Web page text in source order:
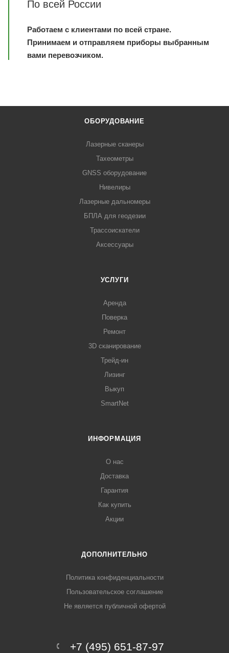
По всей России
Работаем с клиентами по всей стране.
Принимаем и отправляем приборы выбранным
вами перевозчиком.
ОБОРУДОВАНИЕ
Лазерные сканеры
Тахеометры
GNSS оборудование
Нивелиры
Лазерные дальномеры
БПЛА для геодезии
Трассоискатели
Аксессуары
УСЛУГИ
Аренда
Поверка
Ремонт
3D сканирование
Трейд-ин
Лизинг
Выкуп
SmartNet
ИНФОРМАЦИЯ
О нас
Доставка
Гарантия
Как купить
Акции
ДОПОЛНИТЕЛЬНО
Политика конфиденциальности
Пользовательское соглашение
Не является публичной офертой
+7 (495) 651-87-97